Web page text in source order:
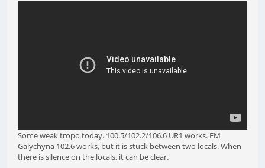
Some weak tropo today. 100.5/102.2/106.6 UR1 works. FM
Galychyna 102.6 works, but it is stuck between two locals. When
there is silence on the locals, it can be clear.